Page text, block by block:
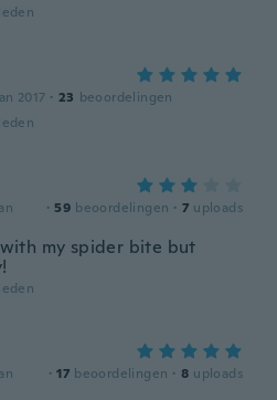
2017 · 23 beoordelingen
· 59 beoordelingen · 7 uploads
my spider bite but
· 17 beoordelingen · 8 uploads